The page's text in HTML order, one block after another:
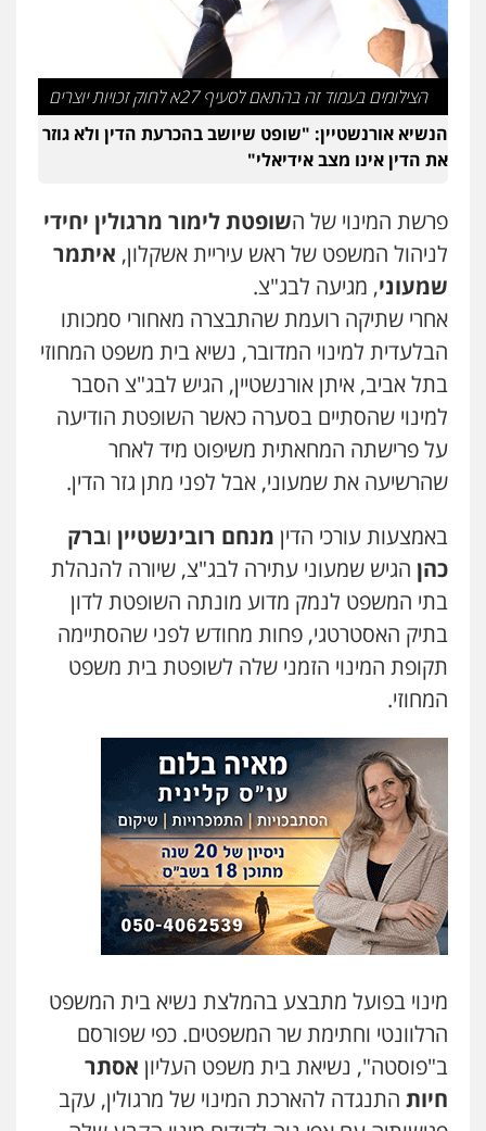
הצילומים בעמוד זה בהתאם לסעיף 27א לחוק זכויות יוצרים
הנשיא אורנשטיין: "שופט שיושב בהכרעת הדין ולא גוזר
את הדין אינו מצב אידיאלי"
פרשת המינוי של השופטת לימור מרגולין יחידי
לניהול המשפט של ראש עיריית אשקלון, איתמר
שמעוני, מגיעה לבג"צ.
אחרי שתיקה רועמת שהתבצרה מאחורי סמכותו
הבלעדית למינוי המדובר, נשיא בית משפט המחוזי
בתל אביב, איתן אורנשטיין, הגיש לבג"צ הסבר
למינוי שהסתיים בסערה כאשר השופטת הודיעה
על פרישתה המחאתית משיפוט מיד לאחר
שהרשיעה את שמעוני, אבל לפני מתן גזר הדין.
באמצעות עורכי הדין מנחם רובינשטיין וברק
כהן הגיש שמעוני עתירה לבג"צ, שיורה להנהלת
בתי המשפט לנמק מדוע מונתה השופטת לדון
בתיק האסטרטגי, פחות מחודש לפני שהסתיימה
תקופת המינוי הזמני שלה לשופטת בית משפט
המחוזי.
מינוי בפועל מתבצע בהמלצת נשיא בית המשפט
הרלוונטי וחתימת שר המשפטים. כפי שפורסם
ב"פוסטה", נשיאת בית משפט העליון אסתר
חיות התנגדה להארכת המינוי של מרגולין, עקב